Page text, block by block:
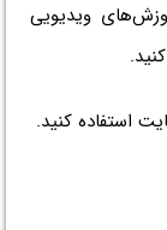
ویدیویی
استفاده کنید.